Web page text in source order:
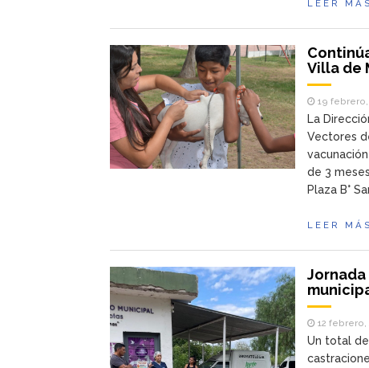
LEER MÁS
Villa de
19 febrero,
La
Vectores
de 3
Plaza B°
LEER MÁS
12 febrero,
Un total